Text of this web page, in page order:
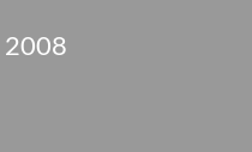
2008